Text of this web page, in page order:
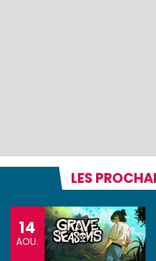
LES
14
AOU.